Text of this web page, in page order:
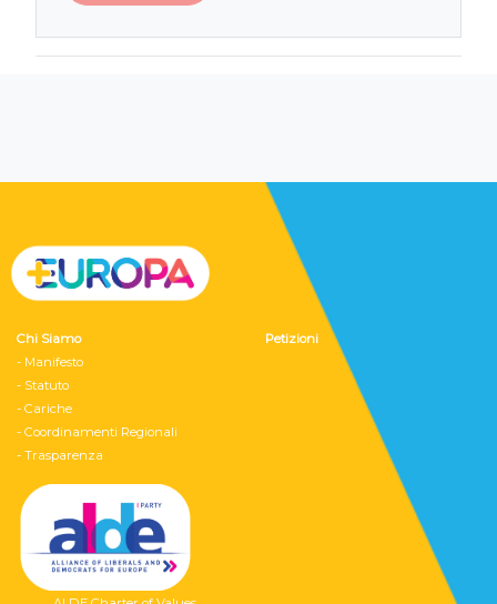
Chi Siamo
- Manifesto
- Statuto
- Cariche
- Coordinamenti Regionali
- Trasparenza
Petizioni